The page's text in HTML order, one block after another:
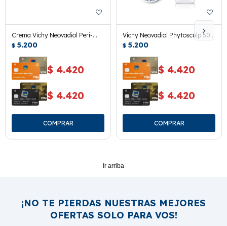
Crema Vichy Neovadiol Peri-
menop. Día Piel Normal/mixta
$ 5.200
$ 4.420
$ 4.420
Vichy Neovadiol Phytosculp 50
Ml.
$ 5.200
$ 4.420
$ 4.420
Ir arriba
¡NO TE PIERDAS NUESTRAS MEJORES
OFERTAS SOLO PARA VOS!